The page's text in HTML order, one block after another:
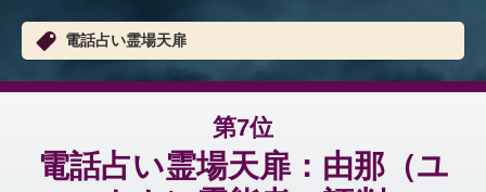
電話占い霊場天扉
第7位
電話占い霊場天扉：由那（ユ